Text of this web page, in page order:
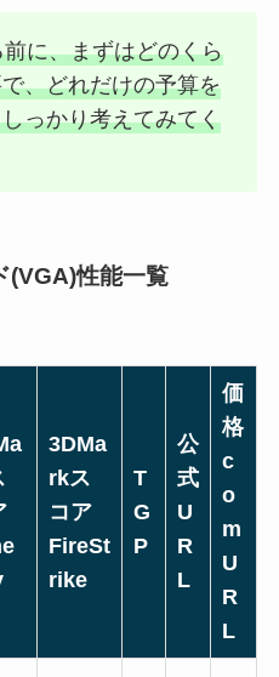
に、まずはどのくら
、どれだけの予算を
っかり考えてみてく
(VGA)性能一覧
3DMa
rkス
コア
FireSt
rike
T
G
P
公
式
U
R
L
価
格
c
o
m
U
R
L